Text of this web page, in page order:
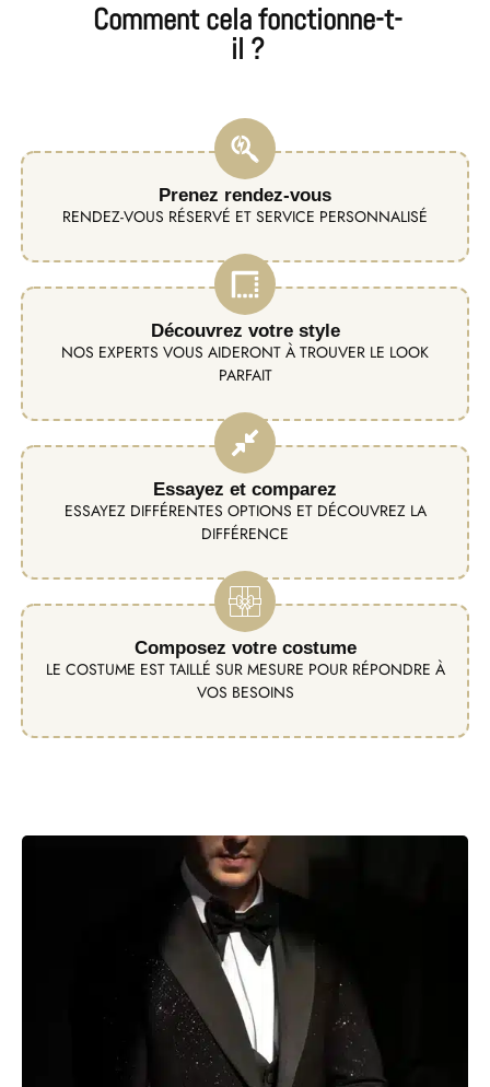
Comment cela fonctionne-t-
il ?
Prenez rendez-vous
RENDEZ-VOUS RÉSERVÉ ET SERVICE PERSONNALISÉ
Découvrez votre style
NOS EXPERTS VOUS AIDERONT À TROUVER LE LOOK
PARFAIT
Essayez et comparez
ESSAYEZ DIFFÉRENTES OPTIONS ET DÉCOUVREZ LA
DIFFÉRENCE
Composez votre costume
LE COSTUME EST TAILLÉ SUR MESURE POUR RÉPONDRE À
VOS BESOINS